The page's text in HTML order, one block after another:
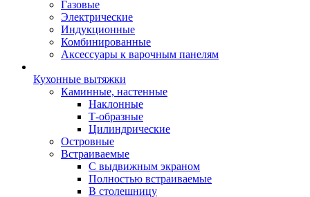
Газовые
Электрические
Индукционные
Комбинированные
Аксессуары к варочным панелям
Кухонные вытяжки
Каминные, настенные
Наклонные
Т-образные
Цилиндрические
Островные
Встраиваемые
С выдвижным экраном
Полностью встраиваемые
В столешницу